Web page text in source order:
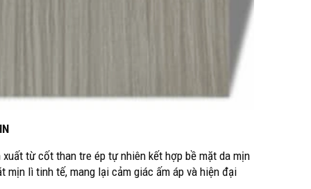
từ cốt than tre ép tự nhiên kết hợp bề mặt da mịn
mịn lì tinh tế, mang lại cảm giác ấm áp và hiện đại